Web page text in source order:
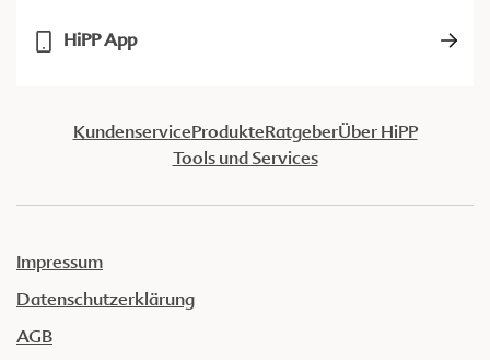
HiPP App
KundenserviceProdukteRatgeberÜber HiPP
Tools und Services
Impressum
Datenschutzerklärung
AGB